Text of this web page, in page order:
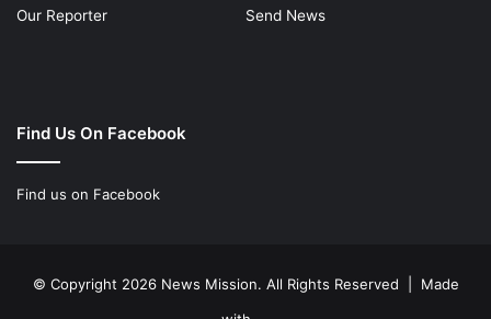
Our Reporter
Send News
Find Us On Facebook
Find us on Facebook
© Copyright 2026 News Mission. All Rights Reserved | Made